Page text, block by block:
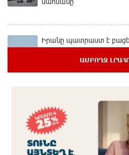
Իրանը պատրաստ է բացել
ԱՄՆ-ն ընդունի
ունեցող անձանց
փառատոն
Դմիտրի Մեդվեդև.
ԱՄԲՈՂՋ